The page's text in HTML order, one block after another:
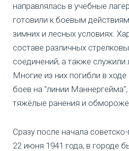
направлялась в учебные
готовили к боевым
зимних и лесных условиях.
составе различных
соединений, а также служили
Многие из них погибли в
боев на "линии
тяжёлые ранения и
Сразу после начала
22 июня 1941 года, в городе